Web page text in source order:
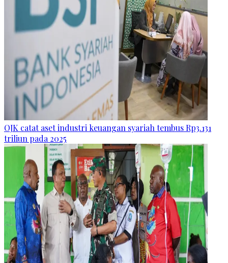
OJK catat aset industri keuangan syariah tembus Rp3.131
triliun pada 2025